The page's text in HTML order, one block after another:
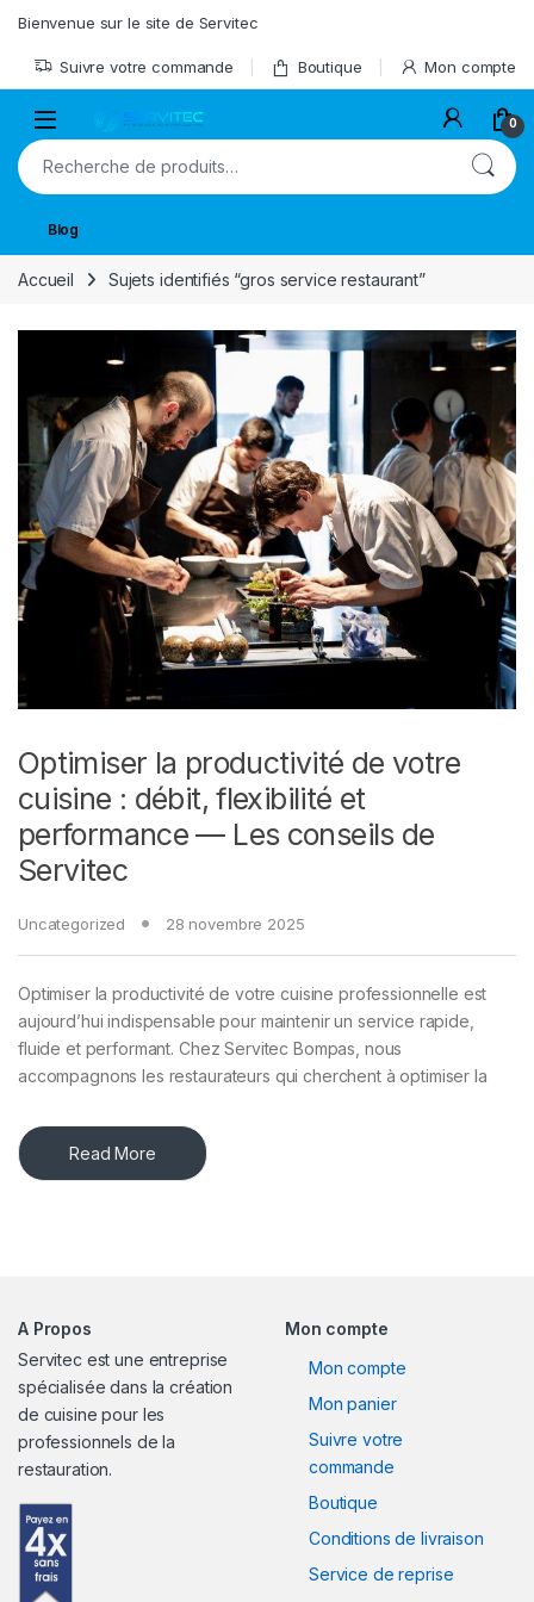
Bienvenue sur le site de Servitec
Suivre votre commande Boutique Mon compte
Open 0
Recherche pour :
Blog
Accueil Sujets identifiés “gros service restaurant”
Optimiser la productivité de votre
cuisine : débit, flexibilité et
performance — Les conseils de
Servitec
Uncategorized 28 novembre 2025
Optimiser la productivité de votre cuisine professionnelle est
aujourd’hui indispensable pour maintenir un service rapide,
fluide et performant. Chez Servitec Bompas, nous
accompagnons les restaurateurs qui cherchent à optimiser la
Read More
A Propos
Servitec est une entreprise
spécialisée dans la création
de cuisine pour les
professionnels de la
restauration.
Mon compte
Mon compte
Mon panier
Suivre votre
commande
Boutique
Conditions de livraison
Service de reprise